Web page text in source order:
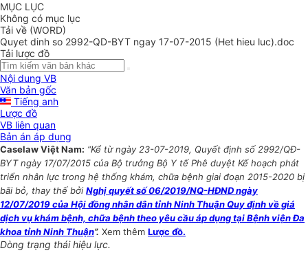
MỤC LỤC
Không có mục lục
Tải về (WORD)
Quyet dinh so 2992-QD-BYT ngay 17-07-2015 (Het hieu luc).doc
Tải lược đồ
Nội dung VB
Văn bản gốc
Tiếng anh
Lược đồ
VB liên quan
Bản án áp dụng
Caselaw Việt Nam: “Kể từ ngày 23-07-2019, Quyết định số 2992/QĐ-
BYT ngày 17/07/2015 của Bộ trưởng Bộ Y tế Phê duyệt Kế hoạch phát
triển nhân lực trong hệ thống khám, chữa bệnh giai đoạn 2015-2020 bị
bãi bỏ, thay thế bởi Nghị quyết số 06/2019/NQ-HĐND ngày
12/07/2019 của Hội đồng nhân dân tỉnh Ninh Thuận Quy định về giá
dịch vụ khám bệnh, chữa bệnh theo yêu cầu áp dụng tại Bệnh viện Đa
khoa tỉnh Ninh Thuận”. Xem thêm Lược đồ.
Dòng trạng thái hiệu lực.